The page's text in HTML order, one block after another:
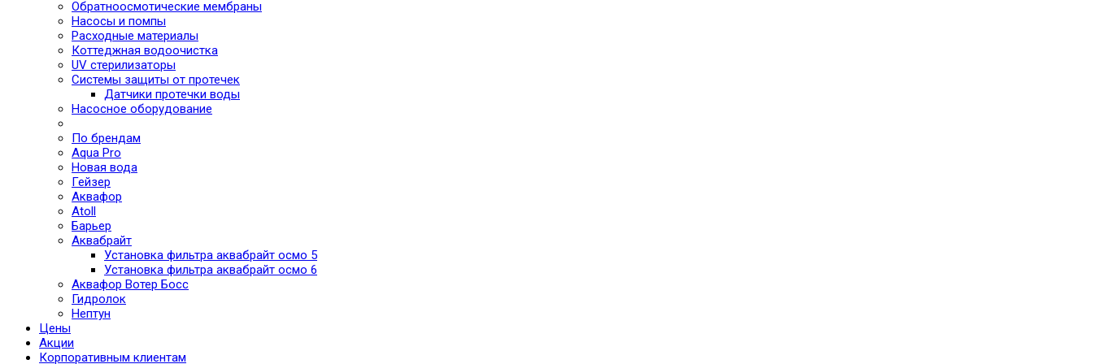
Обратноосмотические мембраны
Насосы и помпы
Расходные материалы
Коттеджная водоочистка
UV стерилизаторы
Системы защиты от протечек
Датчики протечки воды
Насосное оборудование
По брендам
Aqua Pro
Новая вода
Гейзер
Аквафор
Atoll
Барьер
Аквабрайт
Установка фильтра аквабрайт осмо 5
Установка фильтра аквабрайт осмо 6
Аквафор Вотер Босс
Гидролок
Нептун
Цены
Акции
Корпоративным клиентам